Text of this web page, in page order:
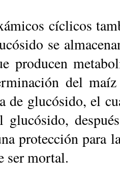
cíclicos
se
producen
del
de glucósido, el
glucósido,
protección para
ser mortal.